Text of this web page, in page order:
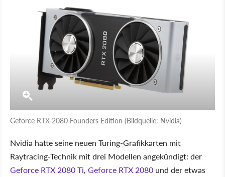
Geforce RTX 2080 Founders Edition (Bildquelle: Nvidia)
Nvidia hatte seine neuen Turing-Grafikkarten mit
Raytracing-Technik mit drei Modellen angekündigt: der
Geforce RTX 2080 Ti, Geforce RTX 2080 und der etwas